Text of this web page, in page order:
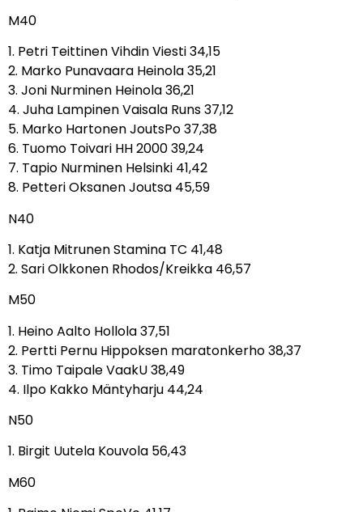
M40
1. Petri Teittinen Vihdin Viesti 34,15
2. Marko Punavaara Heinola 35,21
3. Joni Nurminen Heinola 36,21
4. Juha Lampinen Vaisala Runs 37,12
5. Marko Hartonen JoutsPo 37,38
6. Tuomo Toivari HH 2000 39,24
7. Tapio Nurminen Helsinki 41,42
8. Petteri Oksanen Joutsa 45,59
N40
1. Katja Mitrunen Stamina TC 41,48
2. Sari Olkkonen Rhodos/Kreikka 46,57
M50
1. Heino Aalto Hollola 37,51
2. Pertti Pernu Hippoksen maratonkerho 38,37
3. Timo Taipale VaakU 38,49
4. Ilpo Kakko Mäntyharju 44,24
N50
1. Birgit Uutela Kouvola 56,43
M60